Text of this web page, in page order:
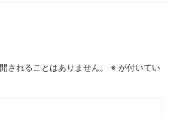
されることはありません。 ※ が付いてい